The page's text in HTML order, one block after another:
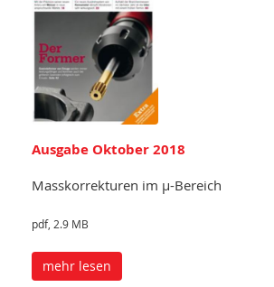
Ausgabe Oktober 2018
Masskorrekturen im µ-Bereich
pdf, 2.9 MB
mehr lesen